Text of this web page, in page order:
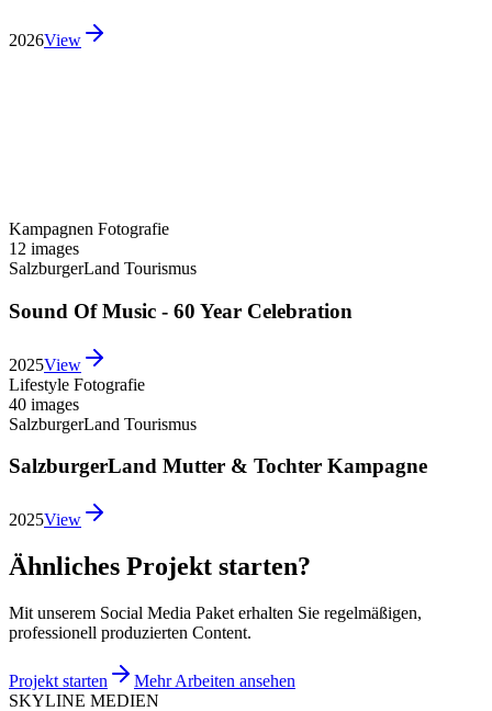
2026View
Kampagnen Fotografie
12 images
SalzburgerLand Tourismus
Sound Of Music - 60 Year Celebration
2025View
Lifestyle Fotografie
40 images
SalzburgerLand Tourismus
SalzburgerLand Mutter & Tochter Kampagne
2025View
Ähnliches Projekt starten?
Mit unserem Social Media Paket erhalten Sie regelmäßigen,
professionell produzierten Content.
Projekt starten
Mehr Arbeiten ansehen
SKYLINE MEDIEN